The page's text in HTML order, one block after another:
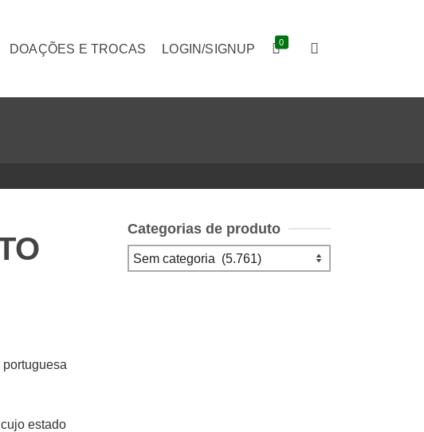
DOAÇÕES E TROCAS LOGIN/SIGNUP 0
estado
Categorias de produto